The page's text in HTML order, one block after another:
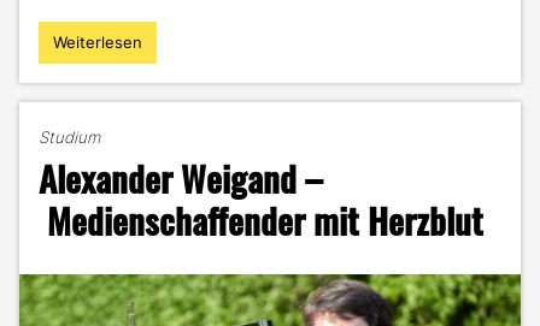
"David
Hermann
m.gp
Studenten
zum
3D
Weiterlesen
Studium
Alexander Weigand –
Medienschaffender mit Herzblut